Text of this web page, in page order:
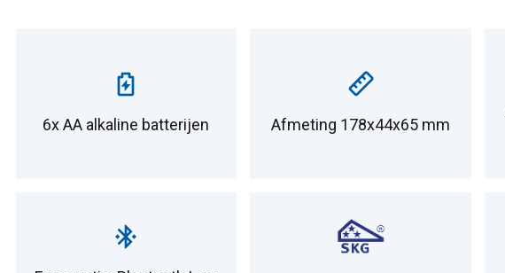
6x AA alkaline batterijen Afmeting 178x44x65 mm